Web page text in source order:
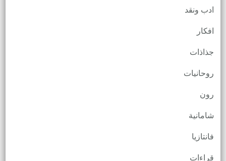
ادب ونقد
افكار
جذاذات
روحانيات
رون
شامانية
فانتازيا
قراءات